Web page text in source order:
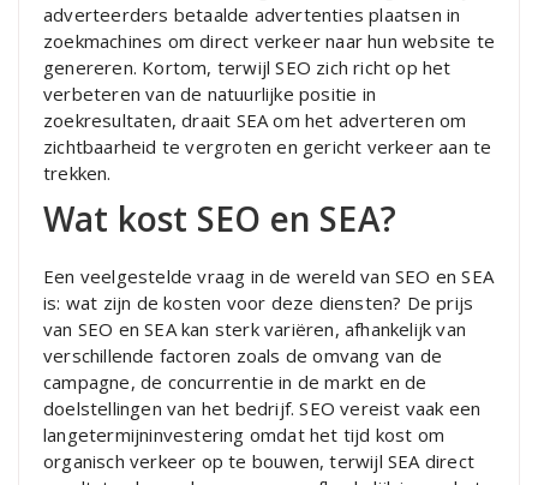
adverteerders betaalde advertenties plaatsen in
zoekmachines om direct verkeer naar hun website te
genereren. Kortom, terwijl SEO zich richt op het
verbeteren van de natuurlijke positie in
zoekresultaten, draait SEA om het adverteren om
zichtbaarheid te vergroten en gericht verkeer aan te
trekken.
Wat kost SEO en SEA?
Een veelgestelde vraag in de wereld van SEO en SEA
is: wat zijn de kosten voor deze diensten? De prijs
van SEO en SEA kan sterk variëren, afhankelijk van
verschillende factoren zoals de omvang van de
campagne, de concurrentie in de markt en de
doelstellingen van het bedrijf. SEO vereist vaak een
langetermijninvestering omdat het tijd kost om
organisch verkeer op te bouwen, terwijl SEA direct